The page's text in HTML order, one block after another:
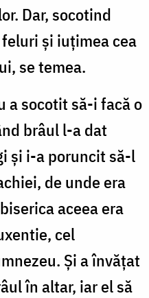
Dar, socotind
şi iuţimea cea
se temea.
a socotit să-i facă o
brâul l-a dat
şi i-a poruncit să-l
de unde era
aceea era
cel
Şi a învăţat
în altar, iar el să